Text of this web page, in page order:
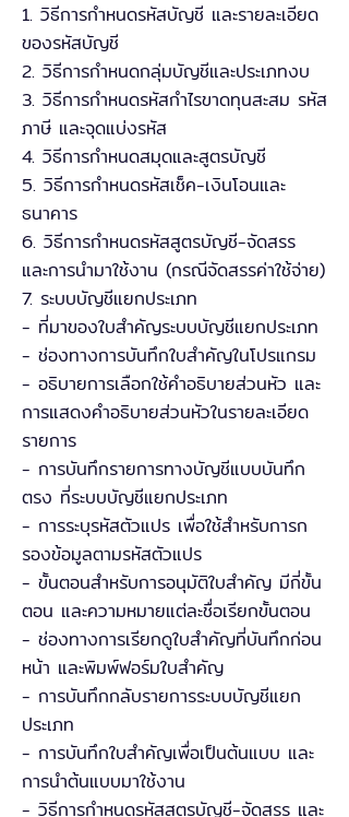
1. วิธีการกำหนดรหัสบัญชี และรายละเอียด
ของรหัสบัญชี
2. วิธีการกำหนดกลุ่มบัญชีและประเภทงบ
3. วิธีการกำหนดรหัสกำไรขาดทุนสะสม รหัส
ภาษี และจุดแบ่งรหัส
4. วิธีการกำหนดสมุดและสูตรบัญชี
5. วิธีการกำหนดรหัสเช็ค-เงินโอนและ
ธนาคาร
6. วิธีการกำหนดรหัสสูตรบัญชี-จัดสรร
และการนำมาใช้งาน (กรณีจัดสรรค่าใช้จ่าย)
7. ระบบบัญชีแยกประเภท
- ที่มาของใบสำคัญระบบบัญชีแยกประเภท
- ช่องทางการบันทึกใบสำคัญในโปรแกรม
- อธิบายการเลือกใช้คำอธิบายส่วนหัว และ
การแสดงคำอธิบายส่วนหัวในรายละเอียด
รายการ
- การบันทึกรายการทางบัญชีแบบบันทึก
ตรง ที่ระบบบัญชีแยกประเภท
- การระบุรหัสตัวแปร เพื่อใช้สำหรับการก
รองข้อมูลตามรหัสตัวแปร
- ขั้นตอนสำหรับการอนุมัติใบสำคัญ มีกี่ขั้น
ตอน และความหมายแต่ละชื่อเรียกขั้นตอน
- ช่องทางการเรียกดูใบสำคัญที่บันทึกก่อน
หน้า และพิมพ์ฟอร์มใบสำคัญ
- การบันทึกกลับรายการระบบบัญชีแยก
ประเภท
- การบันทึกใบสำคัญเพื่อเป็นต้นแบบ และ
การนำต้นแบบมาใช้งาน
- วิธีการกำหนดรหัสสูตรบัญชี-จัดสรร และ